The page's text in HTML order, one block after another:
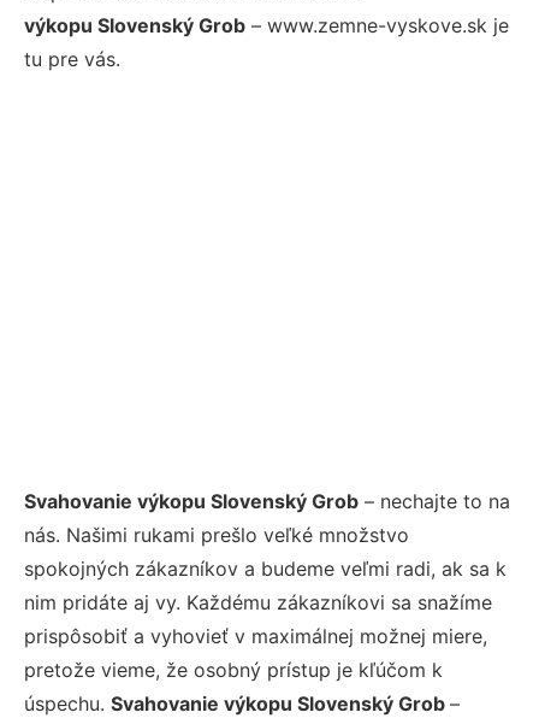
výkopu Slovenský Grob – www.zemne-vyskove.sk je
tu pre vás.
Svahovanie výkopu Slovenský Grob – nechajte to na
nás. Našimi rukami prešlo veľké množstvo
spokojných zákazníkov a budeme veľmi radi, ak sa k
nim pridáte aj vy. Každému zákazníkovi sa snažíme
prispôsobiť a vyhovieť v maximálnej možnej miere,
pretože vieme, že osobný prístup je kľúčom k
úspechu. Svahovanie výkopu Slovenský Grob –